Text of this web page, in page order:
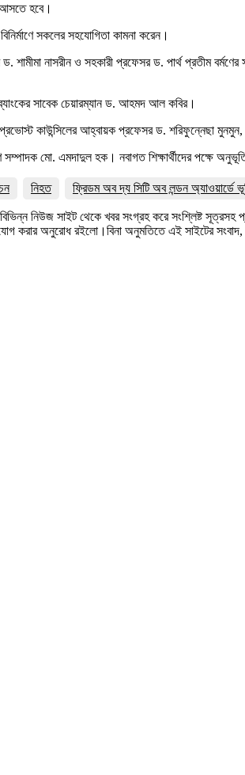
আসতে হবে।
সকলের সহযোগিতা কামনা করেন।
নাসরীন ও সহকারী প্রফেসর ড. পার্থ প্রতীম বর্মণের
সাবেক চেয়ারম্যান ড. আহমদ আল কবির।
কাউন্সিলের আহ্বায়ক প্রফেসর ড. শরিফুন্নেছা
সম্পাদক মো. এমদাদুল হক। নবাগত শিক্ষার্থীদের পক্ষে
নিহত ফ্রিডম অব দ্য সিটি অব লন্ডন অ্যাওয়ার্ডে
বিভিন্ন নিউজ সাইট থেকে খবর সংগ্রহ করে সংশ্লিষ্ট
করার অনুরোধ রইলো।বিনা অনুমতিতে এই সাইটের